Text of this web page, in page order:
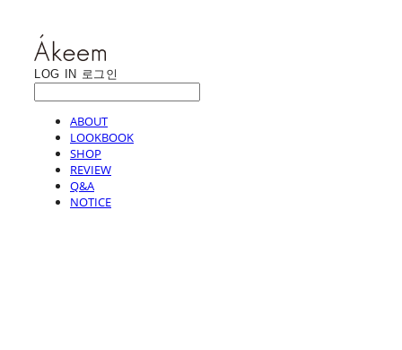
LOG IN 로그인
ABOUT
LOOKBOOK
SHOP
REVIEW
Q&A
NOTICE